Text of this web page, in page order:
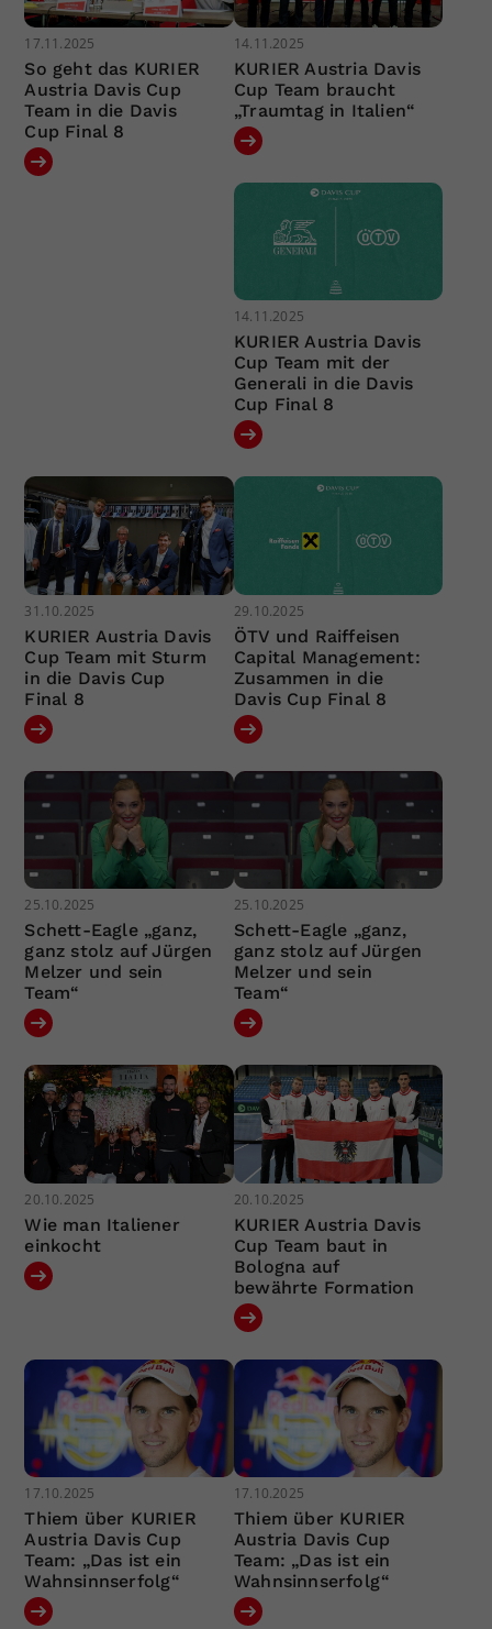
17.11.2025
So geht das KURIER
Austria Davis Cup
Team in die Davis
Cup Final 8
14.11.2025
KURIER Austria Davis
Cup Team braucht
„Traumtag in Italien“
14.11.2025
KURIER Austria Davis
Cup Team mit der
Generali in die Davis
Cup Final 8
31.10.2025
KURIER Austria Davis
Cup Team mit Sturm
in die Davis Cup
Final 8
29.10.2025
ÖTV und Raiffeisen
Capital Management:
Zusammen in die
Davis Cup Final 8
25.10.2025
Schett-Eagle „ganz,
ganz stolz auf Jürgen
Melzer und sein
Team“
25.10.2025
Schett-Eagle „ganz,
ganz stolz auf Jürgen
Melzer und sein
Team“
20.10.2025
Wie man Italiener
einkocht
20.10.2025
KURIER Austria Davis
Cup Team baut in
Bologna auf
bewährte Formation
17.10.2025
Thiem über KURIER
Austria Davis Cup
Team: „Das ist ein
Wahnsinnserfolg“
17.10.2025
Thiem über KURIER
Austria Davis Cup
Team: „Das ist ein
Wahnsinnserfolg“